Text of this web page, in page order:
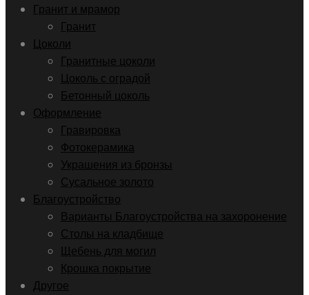
Гранит и мрамор
Гранит
Цоколи
Гранитные цоколи
Цоколь с оградой
Бетонный цоколь
Оформление
Гравировка
Фотокерамика
Украшения из бронзы
Сусальное золото
Благоустройство
Варианты Благоустройства на захоронение
Столы на кладбище
Щебень для могил
Крошка покрытие
Другое